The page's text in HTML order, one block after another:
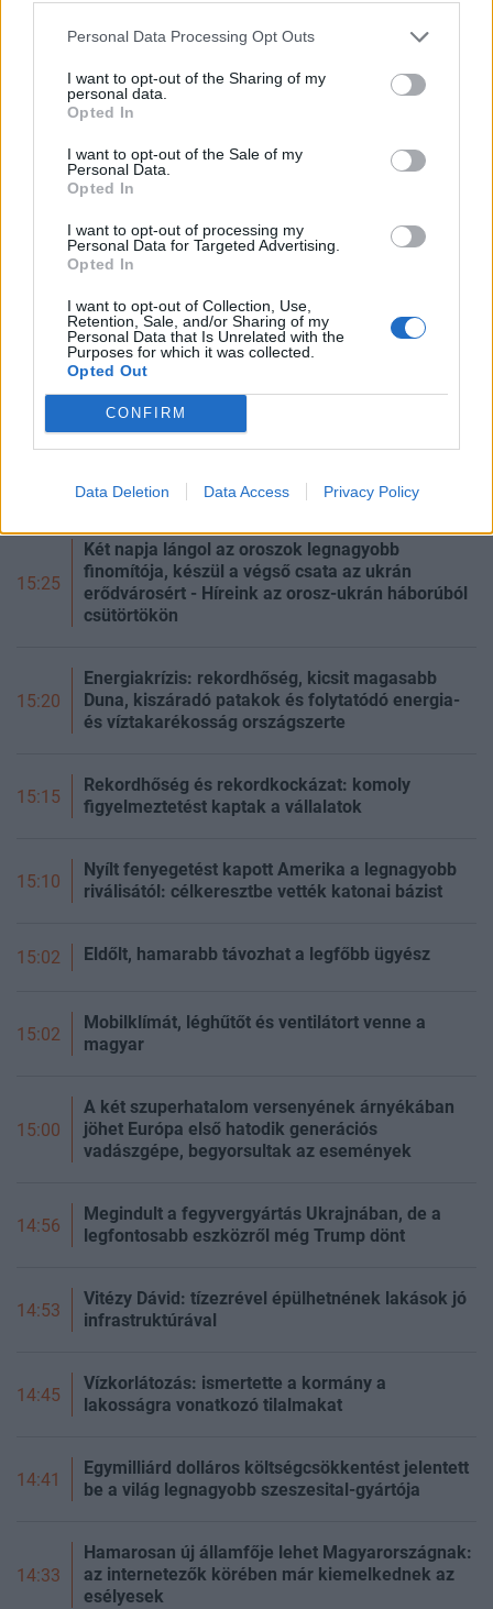
Personal Data Processing Opt Outs
I want to opt-out of the Sharing of my
personal data.
Opted In
I want to opt-out of the Sale of my
Personal Data.
Opted In
I want to opt-out of processing my
Personal Data for Targeted Advertising.
Opted In
I want to opt-out of Collection, Use,
Retention, Sale, and/or Sharing of my
Personal Data that Is Unrelated with the
Purposes for which it was collected.
Opted Out
CONFIRM
Data Deletion Data Access Privacy Policy
Zwack részvény
FRISS HÍREK
Tisza-kormány: kiderül, ki lesz a köztársasági
Bizakodnak a befektetők, pluszban az európai
Brüsszel figyelmeztet, felfoghatatlan összegű
számlát állnak az európai országok a pusztító
nyári katasztrófák miatt
hullhat a kritikus rendszer a befektetéseknél
15:25
Két napja lángol az oroszok legnagyobb
finomítója, készül a végső csata az ukrán
erődvárosért - Híreink az orosz-ukrán háborúból
csütörtökön
15:20
Energiakrízis: rekordhőség, kicsit magasabb
Duna, kiszáradó patakok és folytatódó energia-
és víztakarékosság országszerte
15:15
Rekordhőség és rekordkockázat: komoly
figyelmeztetést kaptak a vállalatok
15:10
Nyílt fenyegetést kapott Amerika a legnagyobb
riválisától: célkeresztbe vették katonai bázist
15:02 Eldőlt, hamarabb távozhat a legfőbb ügyész
15:02
Mobilklímát, léghűtőt és ventilátort venne a
magyar
15:00
A két szuperhatalom versenyének árnyékában
jöhet Európa első hatodik generációs
vadászgépe, begyorsultak az események
14:56
Megindult a fegyvergyártás Ukrajnában, de a
legfontosabb eszközről még Trump dönt
14:53
Vitézy Dávid: tízezrével épülhetnének lakások jó
infrastruktúrával
14:45
Vízkorlátozás: ismertette a kormány a
lakosságra vonatkozó tilalmakat
14:41
Egymilliárd dolláros költségcsökkentést jelentett
be a világ legnagyobb szeszesital-gyártója
14:33
Hamarosan új államfője lehet Magyarországnak:
az internetezők körében már kiemelkednek az
esélyesek